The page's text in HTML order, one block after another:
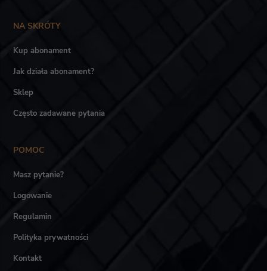
NA SKRÓTY
Kup abonament
Jak działa abonament?
Sklep
Często zadawane pytania
POMOC
Masz pytanie?
Logowanie
Regulamin
Polityka prywatności
Kontakt